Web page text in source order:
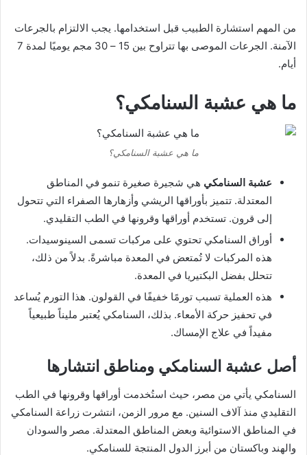
من المهم استشارة الطبيب قبل استخدامها. يجب الالتزام بالجرعات
الآمنة. الجرعات الموصى بها تتراوح بين 15 – 30 مجم يوميًا لمدة 7
أيام.
ما هي عشبة السنامكي؟
ما هي عشبة السنامكي؟
عشبة السنامكي هي شجيرة صغيرة تنمو في المناطق
المعتدلة. تتميز بأوراقها الريشي وأزهارها الصفراء التي تتحول
إلى قرون. تستخدم أوراقها وقرونها في الطب التقليدي.
أوراق السنامكي تحتوي على مركبات تسمى السينوسيدات.
هذه المركبات لا تُمتعض في المعدة مباشرةً. بدلاً من ذلك،
تتحلل بفضل البكتيريا في المعدة.
هذه العملية تسبب تورمًا خفيفًا في القولون. هذا التورم يُساعد
في تحفيز حركة الأمعاء. بذلك، السنامكي يُعتبر مليناً طبيعياً
مفيداً في علاج الإمساك.
أصل عشبة السنامكي ومناطق انتشارها
السنامكي يأتي من مصر، حيث استُخدمت أوراقها وقرونها في الطب
التقليدي منذ آلاف السنين. مع مرور الزمن، انتشرت زراعة السنامكي
في المناطق الاستوائية وبعض المناطق المعتدلة. مصر والسودان
والهند وباكستان من أبرز الدول المنتجة للسنامكي.